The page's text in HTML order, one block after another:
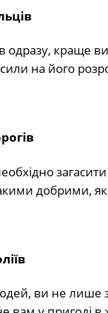
одразу,
на його
добрими,
ви не лише